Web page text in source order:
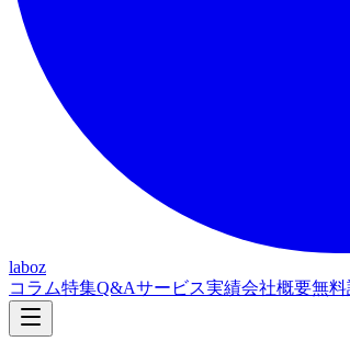
laboz
コラム特集Q&Aサービス実績会社概要無